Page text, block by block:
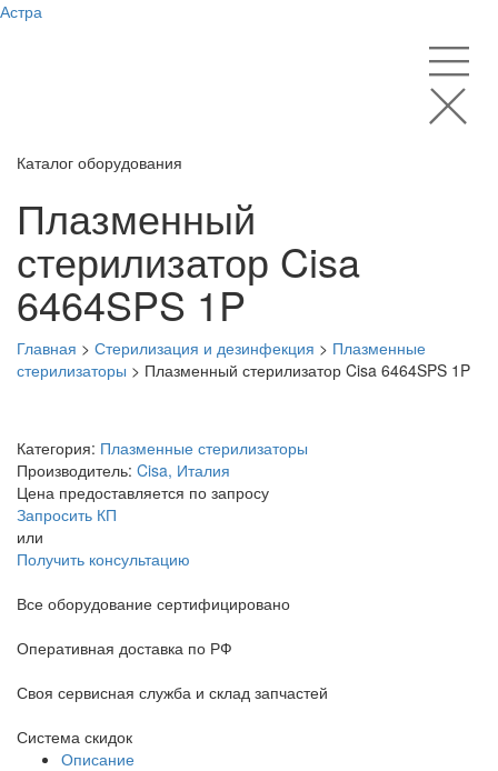
Астра
Каталог оборудования
Плазменный
стерилизатор Cisa
6464SPS 1P
Главная > Стерилизация и дезинфекция > Плазменные
стерилизаторы > Плазменный стерилизатор Cisa 6464SPS 1P
Категория: Плазменные стерилизаторы
Производитель: Cisa, Италия
Цена предоставляется по запросу
Запросить КП
или
Получить консультацию
Все оборудование сертифицировано
Оперативная доставка по РФ
Своя сервисная служба и склад запчастей
Система скидок
Описание